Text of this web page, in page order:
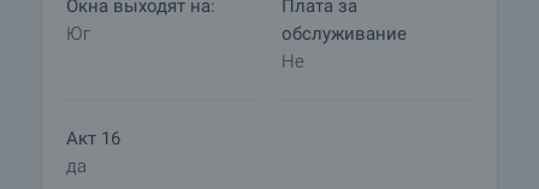
порядке оплаты.
Окна выходят на:
Юг
Плата за
обслуживание
Не
Акт 16
да